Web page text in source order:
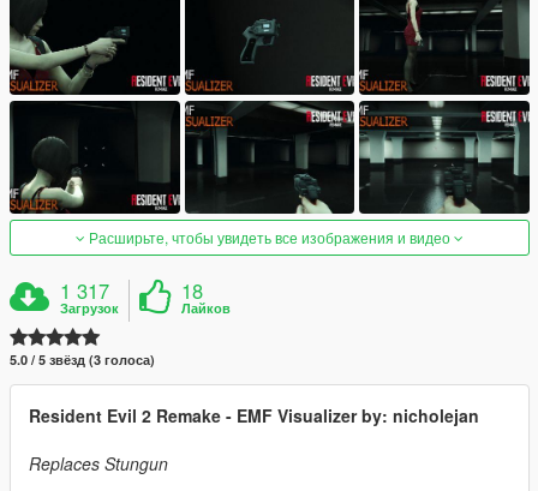
Расширьте, чтобы увидеть все изображения и видео
1 317
Загрузок
18
Лайков
5.0 / 5 звёзд (3 голоса)
Resident Evil 2 Remake - EMF Visualizer by: nicholejan
Replaces Stungun